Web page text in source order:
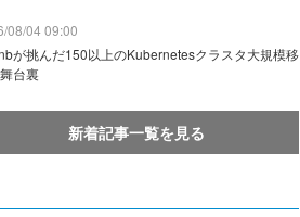
08/04 09:00
が挑んだ150以上のKubernetesクラスタ大規模移
台裏
新着記事一覧を見る